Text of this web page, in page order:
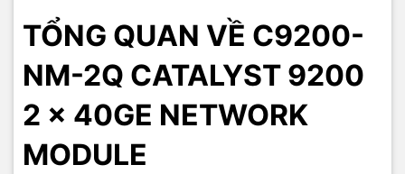
TỔNG QUAN VỀ C9200-
NM-2Q CATALYST 9200
2 x 40GE NETWORK
MODULE